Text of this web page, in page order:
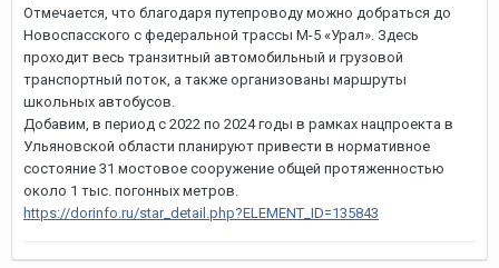
Отмечается, что благодаря путепроводу можно добраться до
Новоспасского с федеральной трассы М-5 «Урал». Здесь
проходит весь транзитный автомобильный и грузовой
транспортный поток, а также организованы маршруты
школьных автобусов.
Добавим, в период с 2022 по 2024 годы в рамках нацпроекта в
Ульяновской области планируют привести в нормативное
состояние 31 мостовое сооружение общей протяженностью
около 1 тыс. погонных метров.
https://dorinfo.ru/star_detail.php?ELEMENT_ID=135843